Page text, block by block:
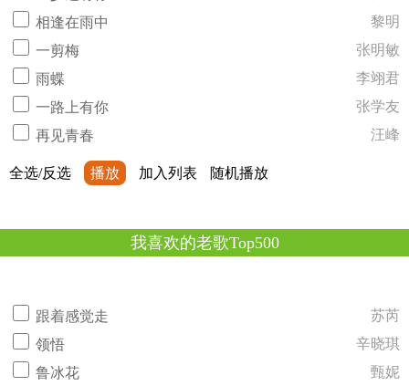
相逢在雨中
黎明
一剪梅
张明敏
雨蝶
李翊君
一路上有你
张学友
再见青春
汪峰
全选/反选 播放 加入列表 随机播放
我喜欢的老歌Top500
跟着感觉走
苏芮
领悟
辛晓琪
鲁冰花
甄妮